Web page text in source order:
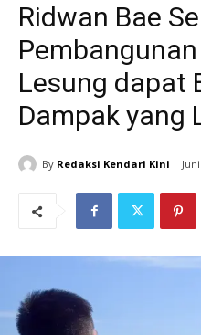
Ridwan Bae
Lesung dapat
Dampak yang
By Redaksi Kendari Kini